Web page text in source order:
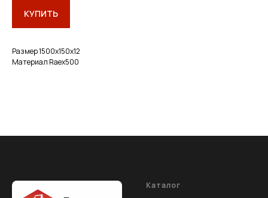
КУПИТЬ
Размер 1500х150х12
Материал Raex500
Каталог